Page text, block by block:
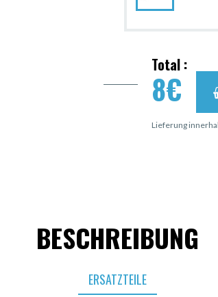
Total :
8€
Lieferung
BESCHREIBUNG
ERSATZTEILE